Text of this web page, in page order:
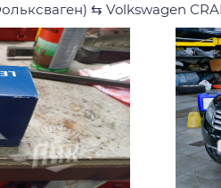
⇆ Volkswagen